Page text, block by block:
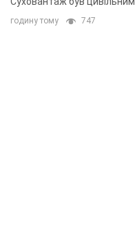
годину тому 747